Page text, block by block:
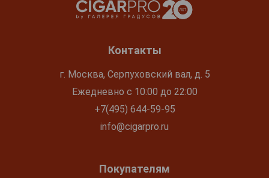
Контакты
г. Москва, Серпуховский вал, д. 5
Ежедневно с 10:00 до 22:00
+7(495) 644-59-95
info@cigarpro.ru
Покупателям